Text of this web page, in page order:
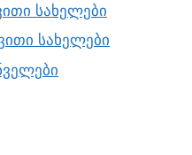
სახელები
სახელები